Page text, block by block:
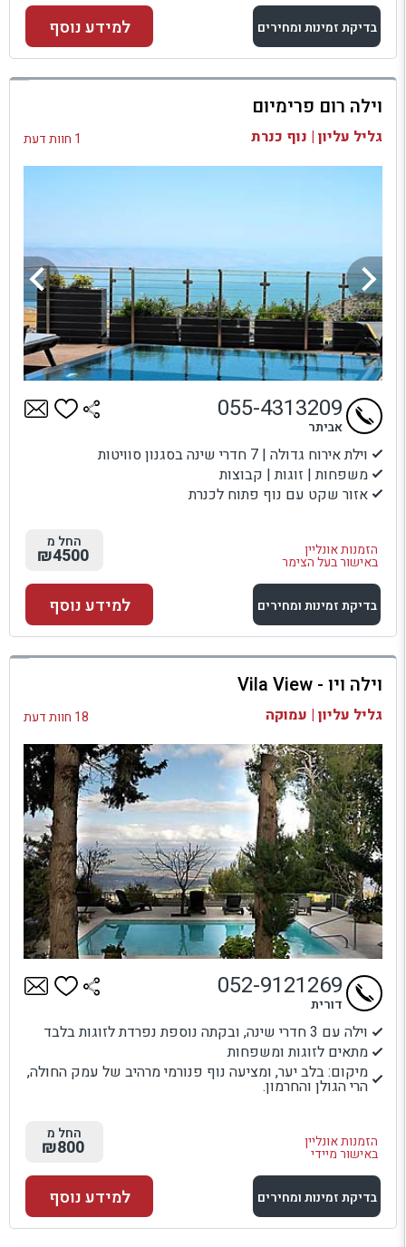
בדיקת זמינות ומחירים
למתחם זה
בדיקת זמינות ומחירים
למידע נוסף
וילה רום פרימיום
גליל עליון | נוף כנרת 1 חוות דעת
וילת אירוח גדולה | 7 חדרי שינה בסגנון סוויטות
משפחות | זוגות | קבוצות
אזור שקט עם נוף פתוח לכנרת
הזמנות אונליין
באישור בעל הצימר
055-4313209
אביתר
החל מ
₪4500
בדיקת זמינות ומחירים
למתחם זה
בדיקת זמינות ומחירים
למידע נוסף
וילה ויו - Vila View
גליל עליון | עמוקה 18 חוות דעת
וילה עם 3 חדרי שינה, ובקתה נוספת נפרדת לזוגות בלבד
מתאים לזוגות ומשפחות
מיקום: בלב יער, ומציעה נוף פנורמי מרהיב של עמק החולה,
הרי הגולן והחרמון.
הזמנות אונליין
באישור מיידי
052-9121269
דורית
החל מ
₪800
בדיקת זמינות ומחירים למידע נוסף